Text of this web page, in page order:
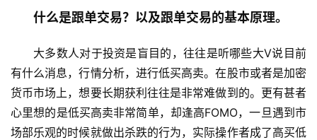
什么是跟单交易？以及跟单交易的基本原理。
大多数人对于投资是盲目的，往往是听哪些大V说目前
有什么消息，行情分析，进行低买高卖。在股市或者是加密
货币市场上，想要长期获利往往是非常难做到的。更有甚者
心里想的是低买高卖非常简单，却逢高FOMO，一旦遇到市
场部乐观的时候就做出杀跌的行为，实际操作者成了高买低